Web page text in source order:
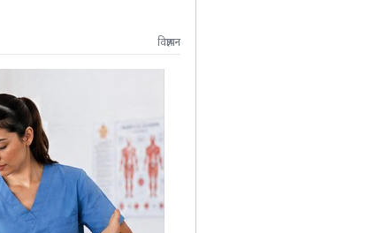
विज्ञापन